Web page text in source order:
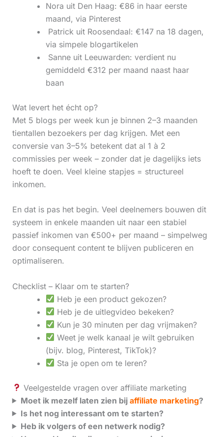
Nora uit Den Haag: €86 in haar eerste
maand, via Pinterest
‍ Patrick uit Roosendaal: €147 na 18 dagen,
via simpele blogartikelen
‍ Sanne uit Leeuwarden: verdient nu
gemiddeld €312 per maand naast haar
baan
Wat levert het écht op?
Met 5 blogs per week kun je binnen 2–3 maanden
tientallen bezoekers per dag krijgen. Met een
conversie van 3–5% betekent dat al 1 à 2
commissies per week – zonder dat je dagelijks iets
hoeft te doen. Veel kleine stapjes = structureel
inkomen.
En dat is pas het begin. Veel deelnemers bouwen dit
systeem in enkele maanden uit naar een stabiel
passief inkomen van €500+ per maand – simpelweg
door consequent content te blijven publiceren en
optimaliseren.
Checklist – Klaar om te starten?
Heb je een product gekozen?
Heb je de uitlegvideo bekeken?
Kun je 30 minuten per dag vrijmaken?
Weet je welk kanaal je wilt gebruiken
(bijv. blog, Pinterest, TikTok)?
Sta je open om te leren?
Veelgestelde vragen over affiliate marketing
Moet ik mezelf laten zien bij affiliate marketing?
Is het nog interessant om te starten?
Heb ik volgers of een netwerk nodig?